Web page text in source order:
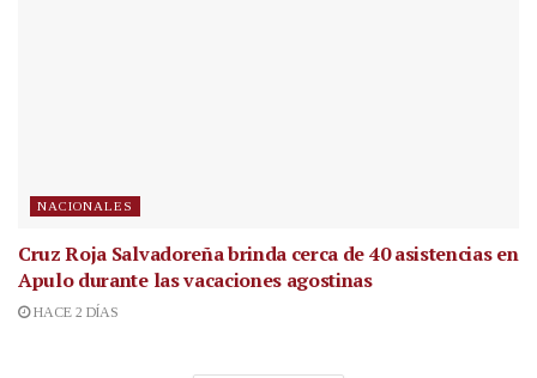
NACIONALES
Cruz Roja Salvadoreña brinda cerca de 40 asistencias en
Apulo durante las vacaciones agostinas
HACE 2 DÍAS